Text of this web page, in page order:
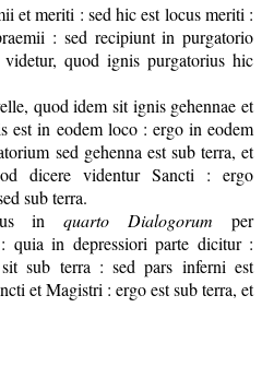
et meriti : sed hic est locus meriti :
: sed recipiunt in purgatorio
quod ignis purgatorius hic
quod idem sit ignis gehennae et
est in eodem loco : ergo in eodem
sed gehenna est sub terra, et
dicere videntur Sancti : ergo
sub terra.
inquarto Dialogorum per
quia in depressiori parte dicitur :
sub terra : sed pars inferni est
et Magistri : ergo est sub terra, et